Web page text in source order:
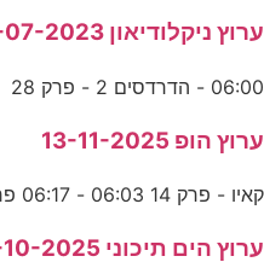
ערוץ ניקלודיאון 18-07-2023
06:00 - הדרדסים 2 - פרק 28 06:24 - הדרדסים 2. חדש! -
ערוץ הופ 13-11-2025
קאיו - פרק 14 06:03 - 06:17 פרק 14. קאיו מתכנן משחק מהנה
ערוץ הים תיכוני 29-10-2025